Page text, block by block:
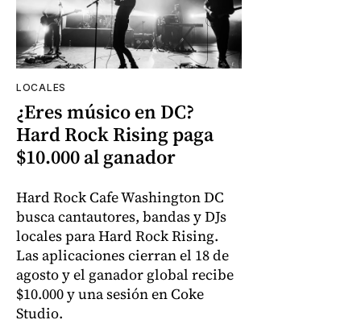
LOCALES
¿Eres músico en DC?
Hard Rock Rising paga
$10.000 al ganador
Hard Rock Cafe Washington DC
busca cantautores, bandas y DJs
locales para Hard Rock Rising.
Las aplicaciones cierran el 18 de
agosto y el ganador global recibe
$10.000 y una sesión en Coke
Studio.